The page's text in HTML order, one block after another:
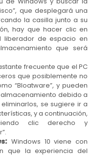
que desplegará una
la casilla junto a su
hay que hacer clic en
liberador de espacio en
que será
frecuente que el PC
que posiblemente no
“Bloatware”, y pueden
debido a
se sugiere ir a
y a continuación,
clic derecho y
Windows 10 viene con
que la experiencia del